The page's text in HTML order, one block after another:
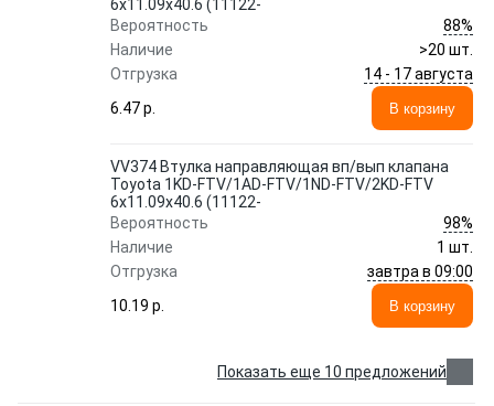
6x11.09x40.6 (11122-
Вероятность
88%
Наличие
>20 шт.
Отгрузка
14 - 17 августа
6.47 p.
В корзину
VV374 Втулка направляющая вп/вып клапана
Toyota 1KD-FTV/1AD-FTV/1ND-FTV/2KD-FTV
6x11.09x40.6 (11122-
Вероятность
98%
Наличие
1 шт.
Отгрузка
завтра в 09:00
10.19 p.
В корзину
Показать еще 10 предложений